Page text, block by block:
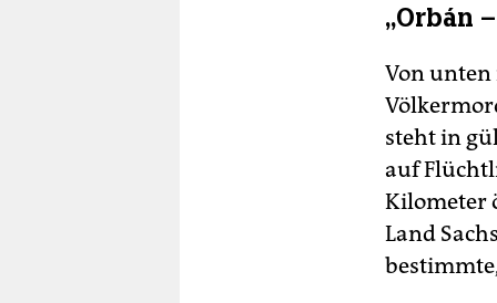
„Orbán
Von unten
steht in
auf
Kilometer
Land